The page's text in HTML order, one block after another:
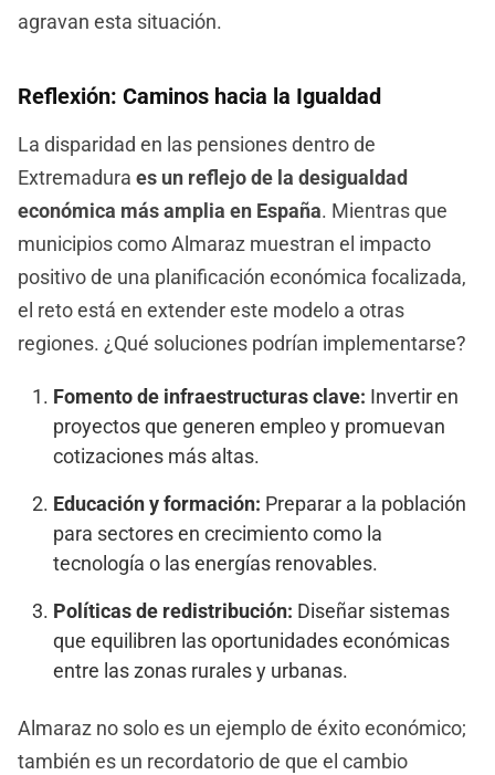
agravan esta situación.
Reflexión: Caminos hacia la Igualdad
La disparidad en las pensiones dentro de
Extremadura es un reflejo de la desigualdad
económica más amplia en España. Mientras que
municipios como Almaraz muestran el impacto
positivo de una planificación económica focalizada,
el reto está en extender este modelo a otras
regiones. ¿Qué soluciones podrían implementarse?
Fomento de infraestructuras clave: Invertir en
proyectos que generen empleo y promuevan
cotizaciones más altas.
Educación y formación: Preparar a la población
para sectores en crecimiento como la
tecnología o las energías renovables.
Políticas de redistribución: Diseñar sistemas
que equilibren las oportunidades económicas
entre las zonas rurales y urbanas.
Almaraz no solo es un ejemplo de éxito económico;
también es un recordatorio de que el cambio